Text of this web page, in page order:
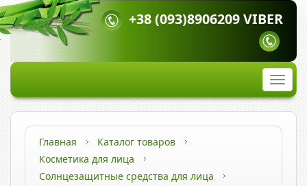
+38 (093)8906209 VIBER
Главная
Каталог товаров
Косметика для лица
Солнцезащитные средства для лица